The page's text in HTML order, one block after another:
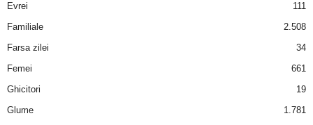
Evrei
111
Familiale
2.508
Farsa zilei
34
Femei
661
Ghicitori
19
Glume
1.781